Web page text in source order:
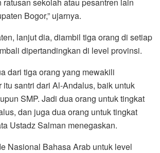
Bogor,” ujarnya.
lanjut dia, diambil tiga orang di setiap
dipertandingkan di level provinsi.
dari tiga orang yang mewakili
itu santri dari Al-Andalus, baik untuk
SMP. Jadi dua orang untuk tingkat
dan juga dua orang untuk tingkat
Ustadz Salman menegaskan.
Nasional Bahasa Arab untuk level